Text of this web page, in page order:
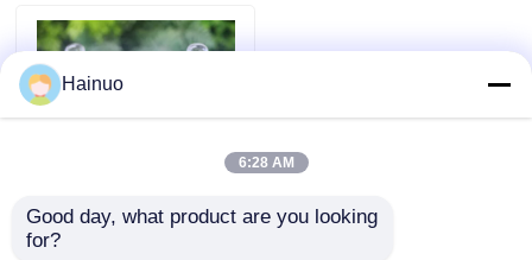
Kontakt
Nachrichten
Hohle Glasmikrosphären
HN38 Hohlglaskugeln
Hainuo
6:28 AM
Good day, what product are you looking
for?